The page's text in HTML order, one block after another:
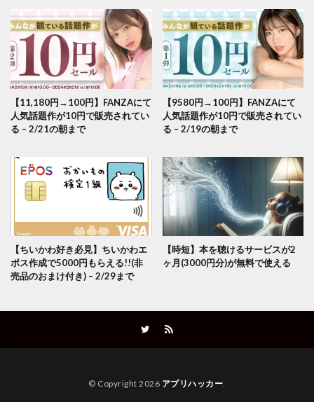
【11,180円→100円】FANZAにて
人気話題作が10円で販売されてい
る – 2/21の朝まで
【9580円→100円】FANZAにて
人気話題作が10円で販売されてい
る – 2/19の朝まで
【ちいかわ好き必見】ちいかわエ
ポス作成で5000円もらえる!!(非
売品のおまけ付き) – 2/29まで
【時短】本を聴けるサービスが2
ヶ月(3000円分)が無料で使える
© Copyright 2026 アプリハッカー.